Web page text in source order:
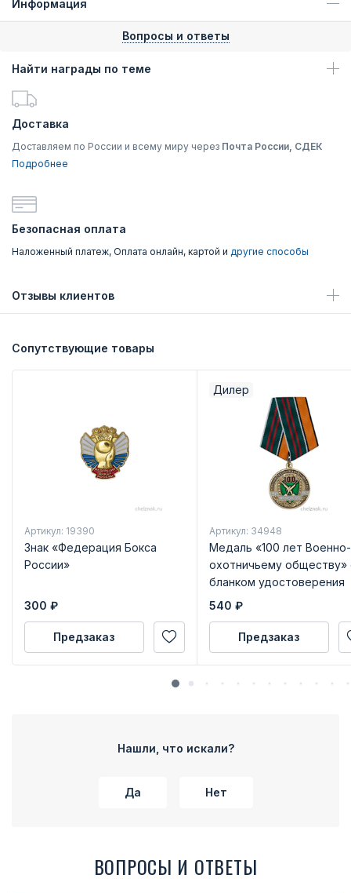
Информация
Вопросы и ответы
Найти награды по теме
Доставка
Доставляем по России и всему миру через Почта России, СДЕК
Подробнее
Безопасная оплата
Наложенный платеж, Оплата онлайн, картой и другие способы
Отзывы клиентов
Сопутствующие товары
Артикул: 19390
Знак «Федерация Бокса
России»
300 ₽
Предзаказ
Дилер
Артикул: 34948
Медаль «100 лет Военно-
охотничьему обществу»
бланком удостоверения
540 ₽
Предзаказ
Нашли, что искали?
Да Нет
ВОПРОСЫ И ОТВЕТЫ